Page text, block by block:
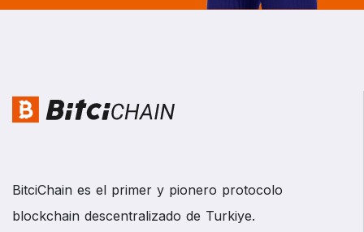
BitciChain es el primer y pionero protocolo
blockchain descentralizado de Turkiye.